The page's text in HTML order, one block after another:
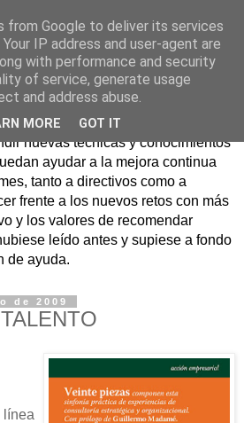
- Nuevo
mediante la lectura de libros
nuevas técnicas y conocimientos
ayudar a la mejora continua
tanto a directivos como a
frente a los nuevos retos con más
y los valores de recomendar
leído antes y supiese a fondo
de ayuda.
de 2009
from Google to deliver its services
IP address and user-agent are
with performance and security
of service, generate usage
and address abuse.
MORE GOT IT